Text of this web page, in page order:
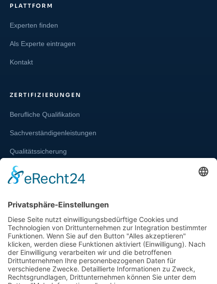
PLATTFORM
Experten finden
Als Experte eintragen
Kontakt
ZERTIFIZIERUNGEN
Berufliche Qualifikation
Sachverständigenleistungen
Qualitätssicherung
Weiterbildung und Schulung
SERVICE & RECHT
Infos zur Unparteilichkeit
Kontakt
Beschwerdestelle